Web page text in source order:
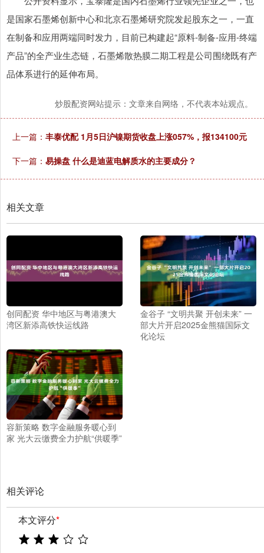
是国家石墨烯创新中心和北京石墨烯研究院发起股东之一，一直
在制备和应用两端同时发力，目前已构建起“原料-制备-应用-终端
产品”的全产业生态链，石墨烯散热膜二期工程是公司围绕既有产
品体系进行的延伸布局。
炒股配资网站提示：文章来自网络，不代表本站观点。
上一篇： 丰泰优配 1月5日沪镍期货收盘上涨057%，报134100元
下一篇： 易操盘 什么是迪蓝电解质水的主要成分？
相关文章
创同配资 华中地区与粤港澳大
湾区新添高铁快运线路
金谷子 “文明共聚 开创未来” 一
部大片开启2025金熊猫国际文
化论坛
容新策略 数字金融服务暖心到
家 光大云缴费全力护航“供暖季”
相关评论
本文评分*